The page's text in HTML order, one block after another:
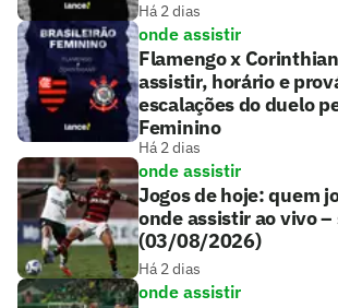
Há 2 dias
onde assistir
Flamengo x
assistir, horário e
escalações do duelo
Feminino
Há 2 dias
onde assistir
Jogos de hoje: quem
onde assistir ao vivo
(03/08/2026)
Há 2 dias
onde assistir